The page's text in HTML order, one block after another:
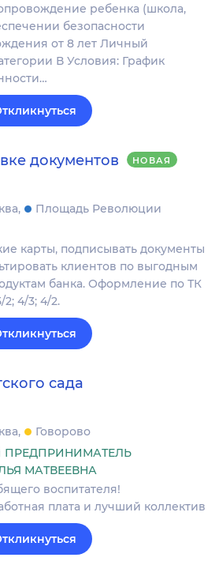
ребенка (школа,
безопасности
от 8 лет Личный
В Условия: График
документов НОВАЯ
Площадь Революции
карты, подписывать документы
клиентов по выгодным
банка. Оформление по ТК
4/3; 4/2.
сада
Говорово
МАТВЕЕВНА
воспитателя!
плата и лучший коллектив